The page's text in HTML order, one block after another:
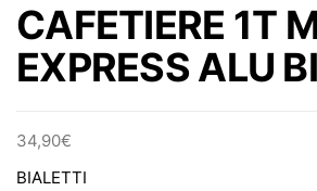
CAFETIERE 1T
EXPRESS ALU
34,90€
BIALETTI